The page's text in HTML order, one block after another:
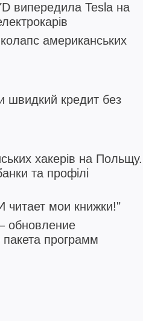
випередила Tesla на
американських
швидкий кредит без
хакерів на Польщу.
та профілі
читает мои книжки!"
обновление
программ